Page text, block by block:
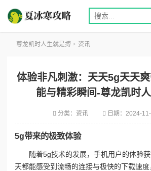
尊龙凯时人生就是搏 > 资讯
体验非凡刺激：天天5g天天
能与精彩瞬间-尊龙凯时
分类： 资讯 日期： 2024-
5g带来的极致体验
随着5g技术的发展，手机用户的体验获
天都能感受到流畅的连接与极快的下载速